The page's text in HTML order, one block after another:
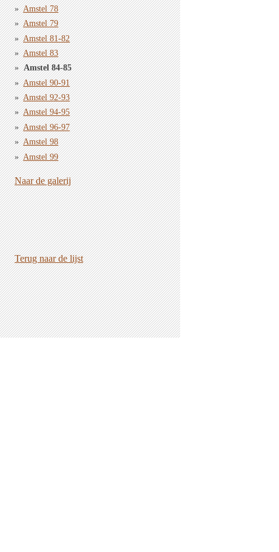
Amstel 78
Amstel 79
Amstel 81-82
Amstel 83
Amstel 84-85
Amstel 90-91
Amstel 92-93
Amstel 94-95
Amstel 96-97
Amstel 98
Amstel 99
Naar de galerij
Terug naar de lijst